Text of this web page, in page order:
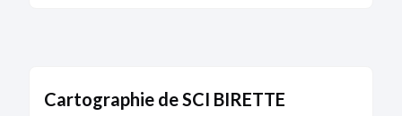
Cartographie de SCI BIRETTE